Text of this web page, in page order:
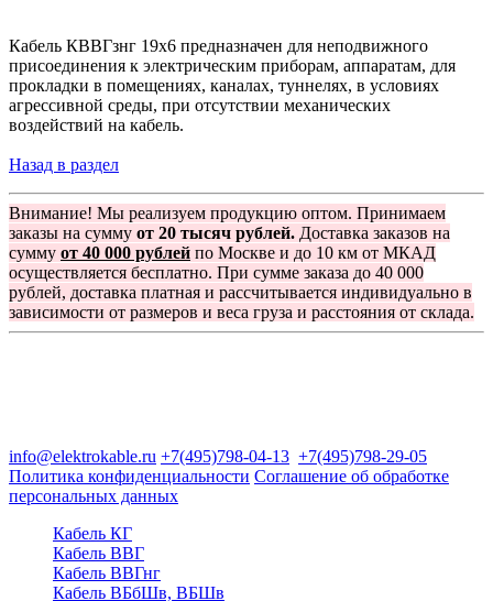
Кабель КВВГзнг 19х6 предназначен для неподвижного
присоединения к электрическим приборам, аппаратам, для
прокладки в помещениях, каналах, туннелях, в условиях
агрессивной среды, при отсутствии механических
воздействий на кабель.
Назад в раздел
Внимание! Мы реализуем продукцию оптом. Принимаем
заказы на сумму от 20 тысяч рублей. Доставка заказов на
сумму от 40 000 рублей по Москве и до 10 км от МКАД
осуществляется бесплатно. При сумме заказа до 40 000
рублей, доставка платная и рассчитывается индивидуально в
зависимости от размеров и веса груза и расстояния от склада.
info@elektrokable.ru +7(495)798-04-13 +7(495)798-29-05
Политика конфиденциальности Соглашение об обработке
персональных данных
Кабель КГ
Кабель ВВГ
Кабель ВВГнг
Кабель ВБбШв, ВБШв